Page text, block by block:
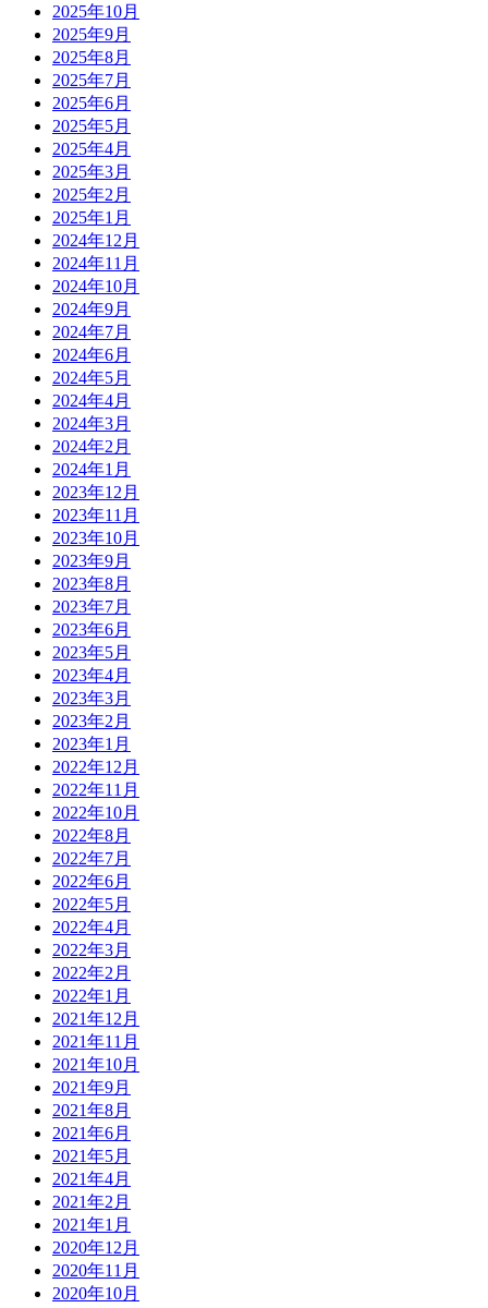
2025年10月
2025年9月
2025年8月
2025年7月
2025年6月
2025年5月
2025年4月
2025年3月
2025年2月
2025年1月
2024年12月
2024年11月
2024年10月
2024年9月
2024年7月
2024年6月
2024年5月
2024年4月
2024年3月
2024年2月
2024年1月
2023年12月
2023年11月
2023年10月
2023年9月
2023年8月
2023年7月
2023年6月
2023年5月
2023年4月
2023年3月
2023年2月
2023年1月
2022年12月
2022年11月
2022年10月
2022年8月
2022年7月
2022年6月
2022年5月
2022年4月
2022年3月
2022年2月
2022年1月
2021年12月
2021年11月
2021年10月
2021年9月
2021年8月
2021年6月
2021年5月
2021年4月
2021年2月
2021年1月
2020年12月
2020年11月
2020年10月